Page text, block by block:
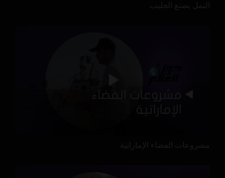
النمل يصنع الحليب
مشروعات الفضاء الإماراتية